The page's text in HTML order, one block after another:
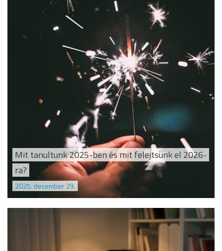
Mit tanultunk 2025-ben és mit felejtsünk el 2026-
ra?
2025. december 29.